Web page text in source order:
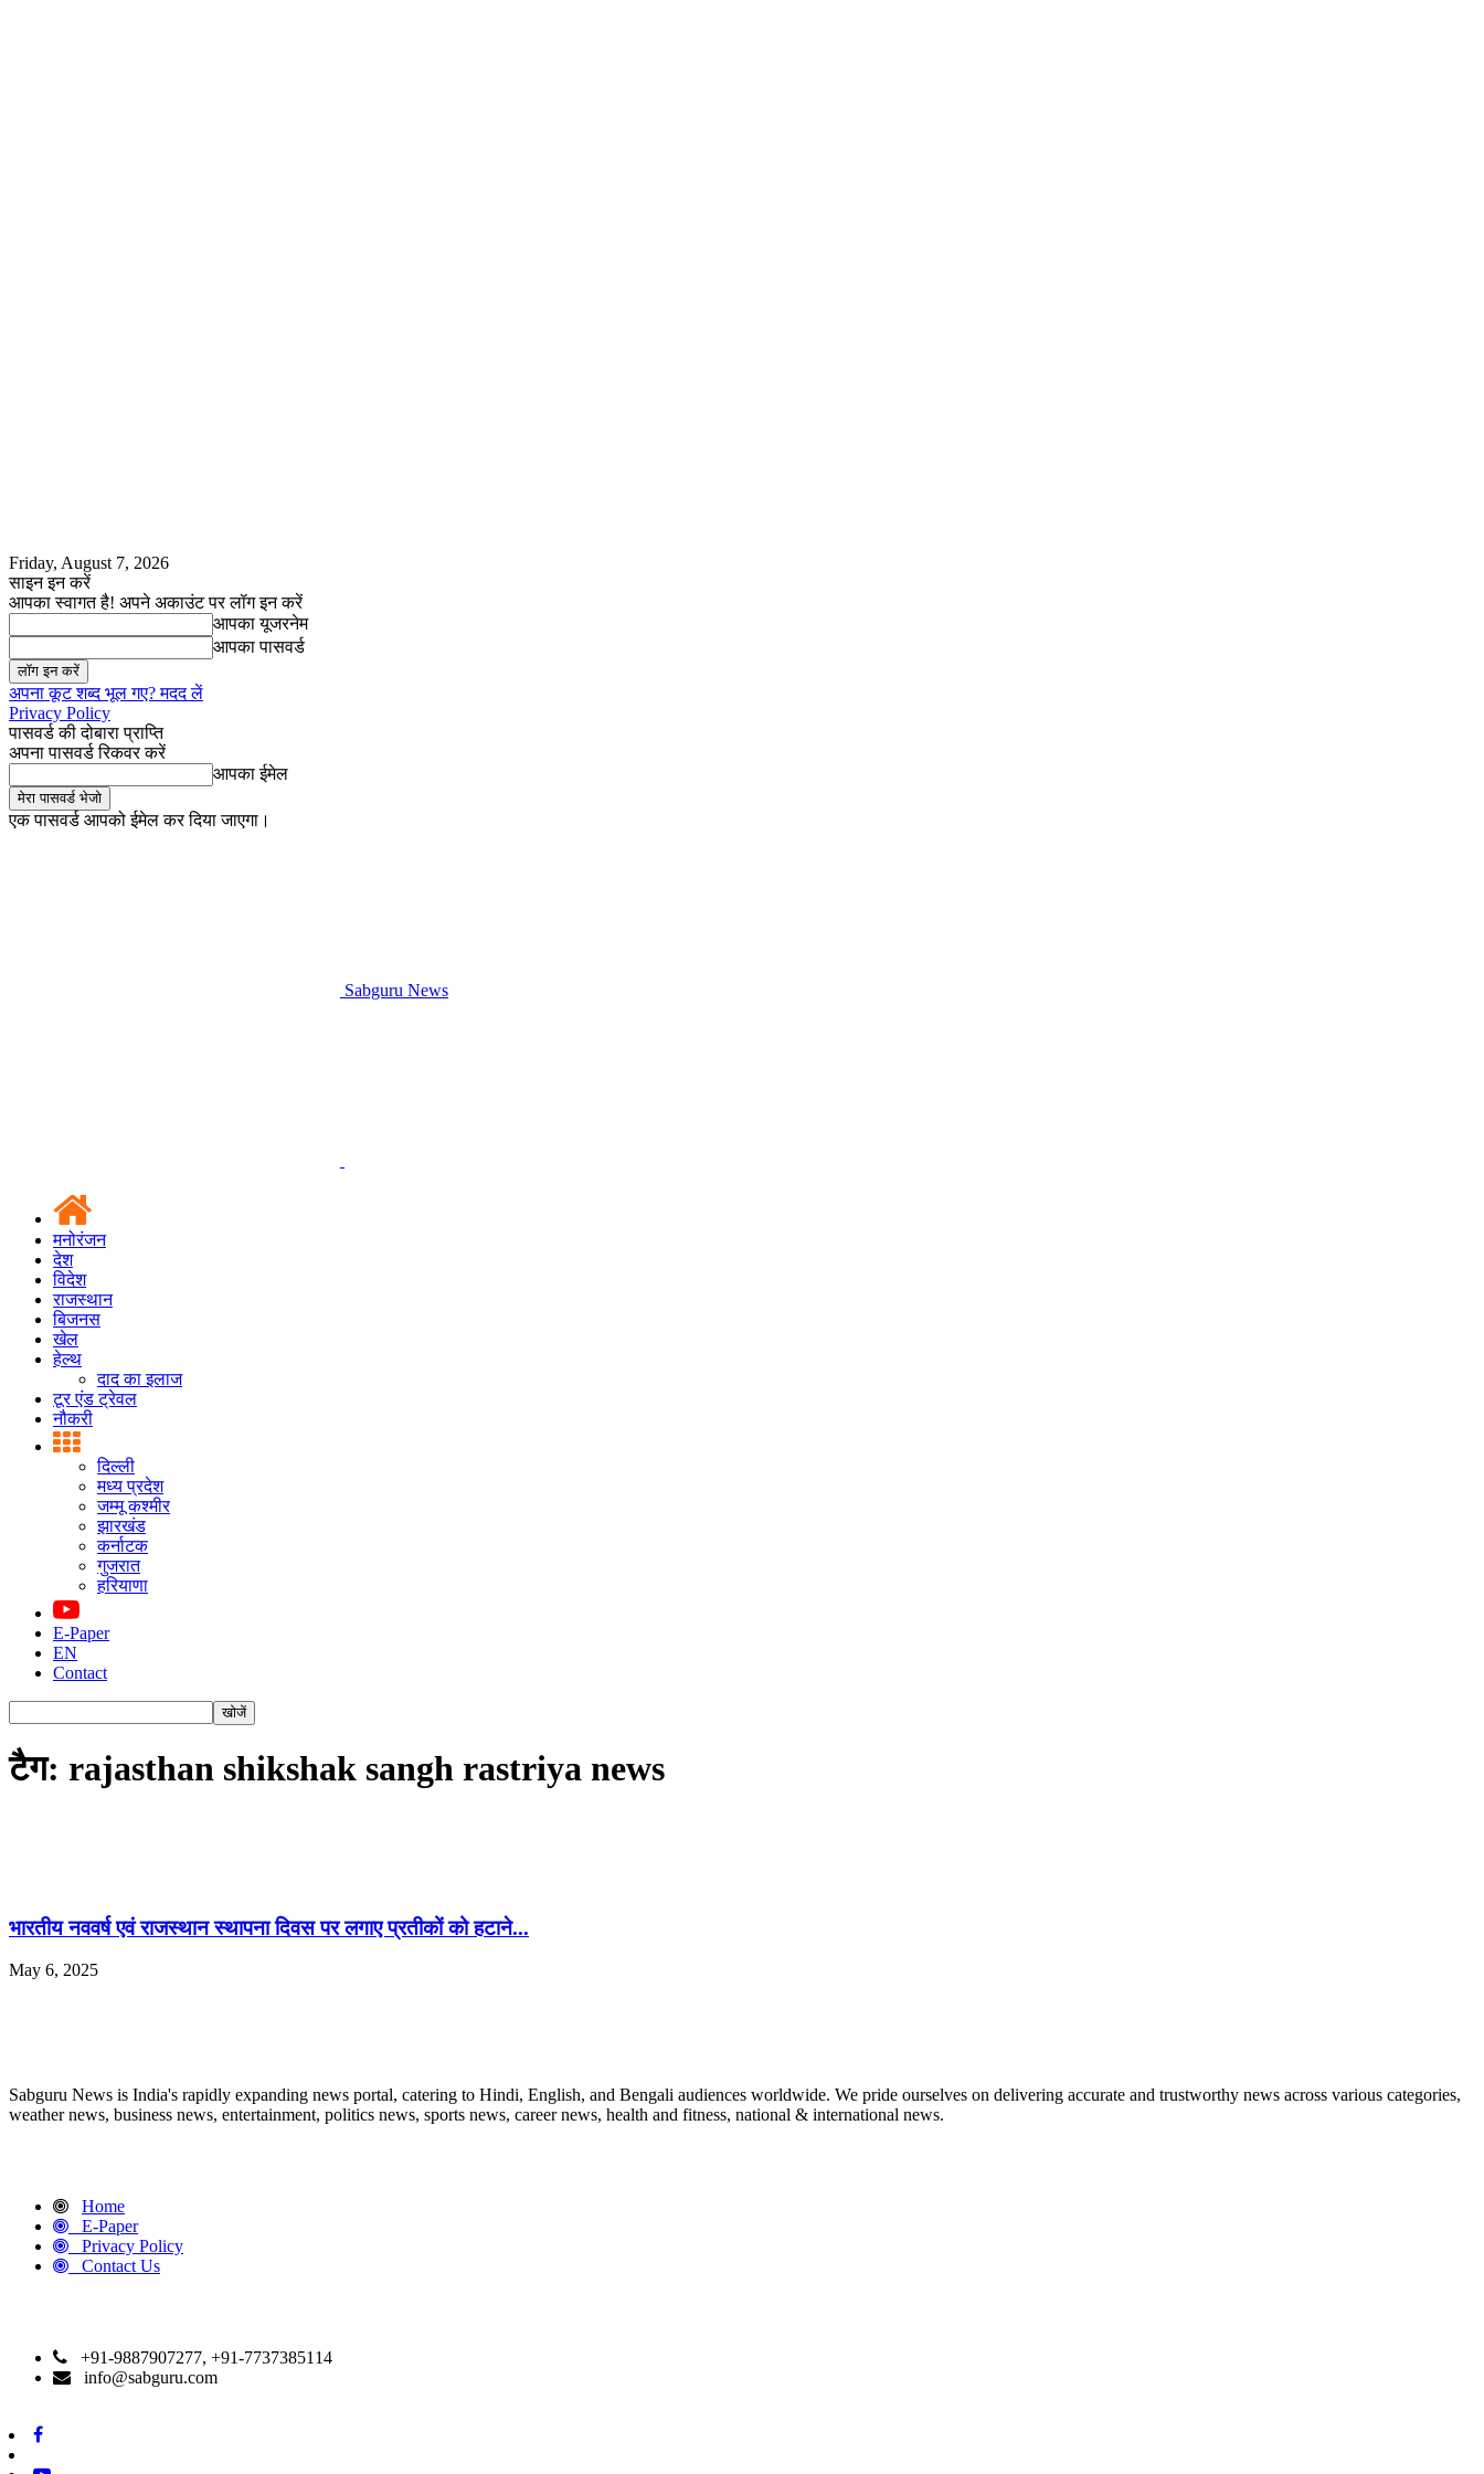
Friday, August 7, 2026
साइन इन करें
आपका स्वागत है! अपने अकाउंट पर लॉग इन करें
आपका यूजरनेम
आपका पासवर्ड
अपना कूट शब्द भूल गए? मदद लें
Privacy Policy
पासवर्ड की दोबारा प्राप्ति
अपना पासवर्ड रिकवर करें
आपका ईमेल
एक पासवर्ड आपको ईमेल कर दिया जाएगा।
Sabguru News
मनोरंजन
देश
विदेश
राजस्थान
बिजनस
खेल
हेल्थ
दाद का इलाज
टूर एंड ट्रेवल
नौकरी
दिल्ली
मध्य प्रदेश
जम्मू कश्मीर
झारखंड
कर्नाटक
गुजरात
हरियाणा
E-Paper
EN
Contact
टैग: rajasthan shikshak sangh rastriya news
भारतीय नववर्ष एवं राजस्थान स्थापना दिवस पर लगाए प्रतीकों को हटाने...
May 6, 2025
Sabguru News is India's rapidly expanding news portal, catering to Hindi, English, and Bengali audiences worldwide. We pride ourselves on delivering accurate and trustworthy news across various categories,
weather news, business news, entertainment, politics news, sports news, career news, health and fitness, national & international news.
Home
E-Paper
Privacy Policy
Contact Us
+91-9887907277, +91-7737385114
info@sabguru.com